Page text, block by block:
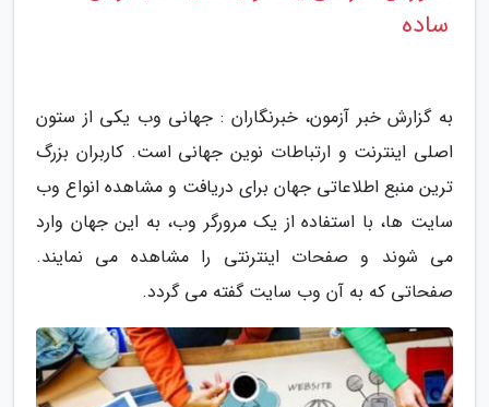
ساده
به گزارش خبر آزمون، خبرنگاران : جهانی وب یکی از ستون
اصلی اینترنت و ارتباطات نوین جهانی است. کاربران بزرگ
ترین منبع اطلاعاتی جهان برای دریافت و مشاهده انواع وب
سایت ها، با استفاده از یک مرورگر وب، به این جهان وارد
می شوند و صفحات اینترنتی را مشاهده می نمایند.
صفحاتی که به آن وب سایت گفته می گردد.